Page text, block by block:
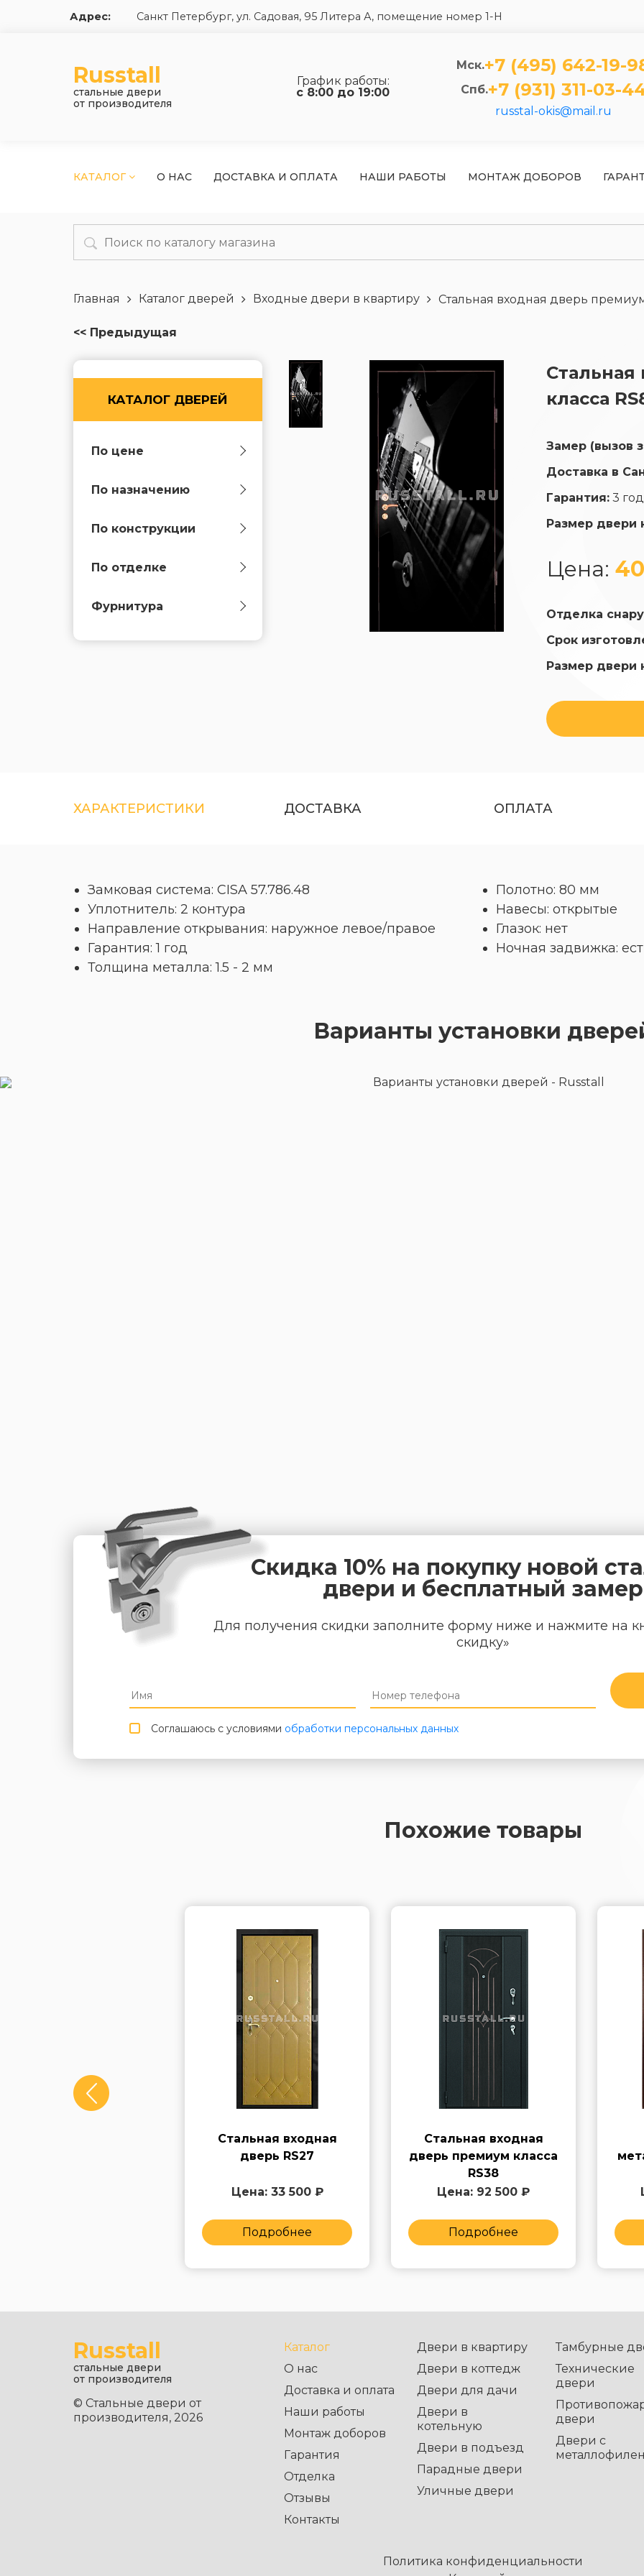
Адрес: Санкт Петербург, ул. Садовая, 95 Литера А, помещение номер 1-Н
Russtall
стальные двери
от производителя
График работы:
с 8:00 до 19:00
Мск.+7 (495) 642-19-
Спб.+7 (931) 311-03-
russtal-okis@mail.ru
КАТАЛОГ О НАС ДОСТАВКА И ОПЛАТА НАШИ РАБОТЫ МОНТАЖ ДОБОРОВ
Главная Каталог дверей Входные двери в квартиру Стальная входная дверь
<< Предыдущая
КАТАЛОГ ДВЕРЕЙ
По цене
По назначению
По конструкции
По отделке
Фурнитура
класса
Замер (вызов
Доставка в
Гарантия: 3
Размер двери
Цена:
Отделка
Срок
Размер двери
ХАРАКТЕРИСТИКИ ДОСТАВКА ОПЛАТА
Замковая система: CISA 57.786.48
Уплотнитель: 2 контура
Направление открывания: наружное левое/правое
Гарантия: 1 год
Толщина металла: 1.5 - 2 мм
Полотно: 80 мм
Навесы: открытые
Глазок: нет
Ночная задвижка:
Варианты установки
Скидка 10% на покупку новой
двери и бесплатный замер
Для получения скидки заполните форму ниже и нажмите на
скидку»
Соглашаюсь с условиями обработки персональных данных
Похожие товары
Стальная входная
дверь RS27
Цена: 33 500 ₽
Подробнее
Стальная входная
дверь премиум класса
RS38
Цена: 92 500 ₽
Подробнее
Russtall
стальные двери
от производителя
© Стальные двери от
производителя, 2026
Каталог
О нас
Доставка и оплата
Наши работы
Монтаж доборов
Гарантия
Отделка
Отзывы
Контакты
Двери в квартиру
Двери в коттедж
Двери для дачи
Двери в
котельную
Двери в подъезд
Парадные двери
Уличные двери
Тамбурные
Технические
двери
двери
Двери с
Политика конфиденциальности